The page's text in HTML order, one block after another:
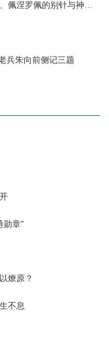
佩的别针与神秘入侵者
兵朱向前侧记三题
勋章"
燎原？
不息